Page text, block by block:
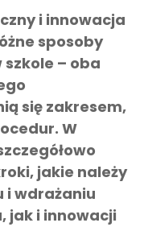
i innowacja
sposoby
– oba
się zakresem,
W
jakie należy
i wdrażaniu
jak i innowacji